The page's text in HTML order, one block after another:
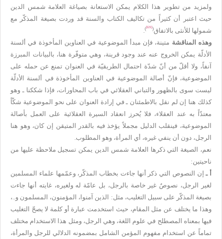
ولمزيد من تطوير هذا الكلام يمكن الاستعانة بصياغة العلامة شمس الدين
حيث اعتبر أن كثيراً من تكاليف الكتاب والسنة قد وردت بصيغة المذكّر مع
شمولها للأنثى بالاتفاق(
[69]
)
وهذه المناقشة متينة، فإن مبدأ الموضوعية في العناوين المأخوذة في ألسنة
الأدلّة يمكن الخروج عنه عند وجود قرينة، وهي متوفّرة هنا، بالبيانات المبرزة
آنفاً، ولا أقلّ من أنّ شدّة احتمال الطريقيّة في العنوان تمنع عن حمله على
الموضوعية، فإنّ أصالة الموضوعية في العناوين المأخوذة في ألسنة الأدلّة
ليست سوى بالظهور والتباني العقلائي في باب المحاورات، فإذا شككنا ـ وهو
كذلك هنا إن لم نقل بالاطمئنان ـ في إرادة العنوان على نحو الموضوعية شكّاً
معتدّاً به عند العقلاء، فلا يُحرز انعقاد السيرة العقلائية على العمل بأصالة
الموضوعية، فينقلب الدليل مجملاً يؤخذ فيه بالقدر المتيقن إن كان، وهو هنا
الرجل، دون أن ينفي غيره، أي المرأة، وهو المطلوب.
نعم، الصيغة التي ذكرها العلامة شمس الدين يمكن تسجيل ملاحظة عليها من
ناحيتين:
أ ـإن النصوص التي ذكر أنها جاءت بخطاب المذكّر، وعمّمها علماء المسلمين
لغير الرجل، نصوصٌ غير خاصة بالرجل، بل عامّة له ولغيره، غايته أنها جاءت
بصيغة المذكّر على سبيل التغليب، مثل: الذين آمنوا، المؤمنون، المسلمون و..،
وهذا ما يختلف عن مثل المقام، حيث استخدمت عبارة أو كلمة لا يصحّ التغليب
فيها بمعناه المصطلح في علوم اللغة، وهي الرجل، ومثل هذا الاستخدام مختلف
تماماً عن استخدام مفهوم المؤمن الشامل بمضمونه الدلالي للرجل والمرأة،